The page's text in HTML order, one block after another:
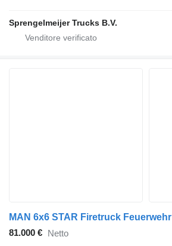
Sprengelmeijer Trucks B.V.
MAN 6x6 STAR Firetruck Feuerwehr
81.000 € Netto